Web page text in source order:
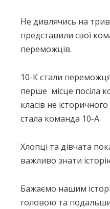
Не дивлячись на
представили свої
переможців.
10-К стали
перше місце посіла
класів не
стала команда 10-А.
Хлопці та дівчата
важливо знати
Бажаємо нашим
головою та